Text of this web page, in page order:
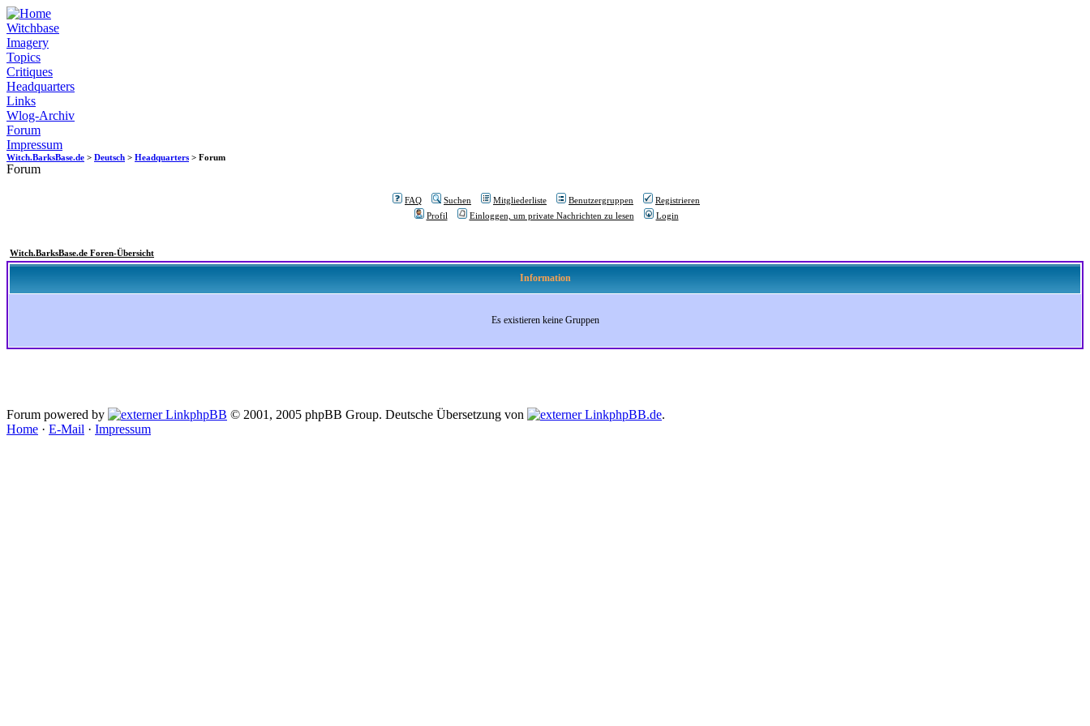
Witchbase
Imagery
Topics
Critiques
Headquarters
Links
Wlog-Archiv
Forum
Impressum
Witch.BarksBase.de > Deutsch > Headquarters > Forum
Forum
FAQ Suchen Mitgliederliste Benutzergruppen
Registrieren
Profil
Einloggen, um private Nachrichten zu lesen Login
Witch.BarksBase.de Foren-Übersicht
Information
Es existieren keine Gruppen
Forum powered by phpBB © 2001, 2005 phpBB Group. Deutsche Übersetzung von phpBB.de.
Home · E-Mail · Impressum